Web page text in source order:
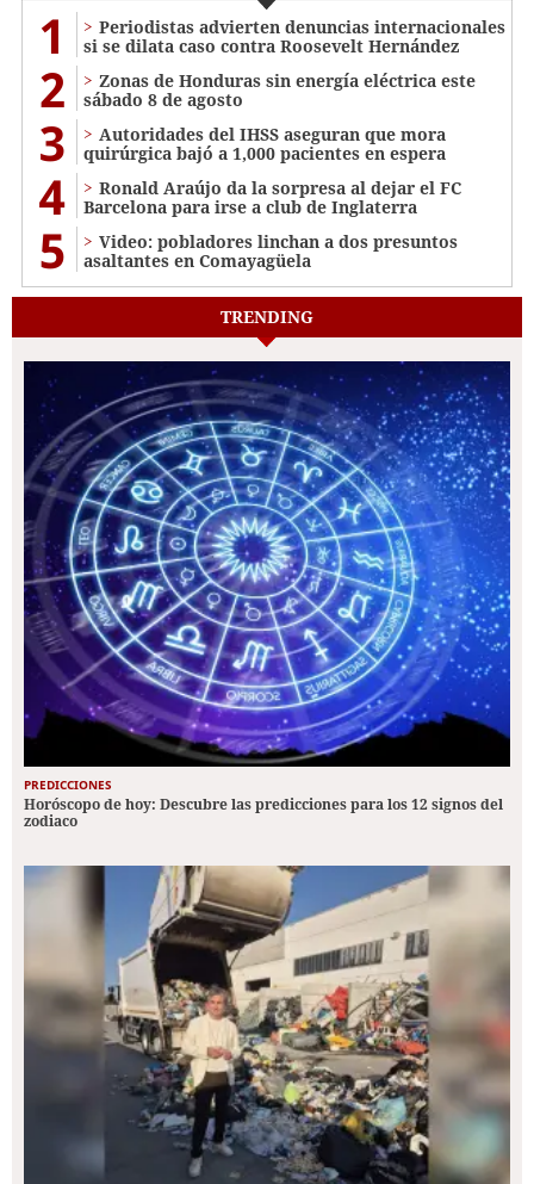
1
Periodistas advierten denuncias internacionales
si se dilata caso contra Roosevelt Hernández
2
Zonas de Honduras sin energía eléctrica este
sábado 8 de agosto
3
Autoridades del IHSS aseguran que mora
quirúrgica bajó a 1,000 pacientes en espera
4
Ronald Araújo da la sorpresa al dejar el FC
Barcelona para irse a club de Inglaterra
5
Video: pobladores linchan a dos presuntos
asaltantes en Comayagüela
TRENDING
PREDICCIONES
Horóscopo de hoy: Descubre las predicciones para los 12 signos del
zodiaco